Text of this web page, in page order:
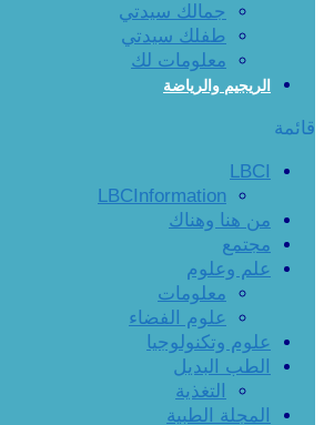
جمالك سيدتي
طفلك سيدتي
معلومات لك
الريجيم والرياضة
قائمة
LBCI
LBCInformation
من هنا وهناك
مجتمع
علم وعلوم
معلومات
علوم الفضاء
علوم وتكنولوجيا
الطب البديل
التغذية
المجلة الطبية